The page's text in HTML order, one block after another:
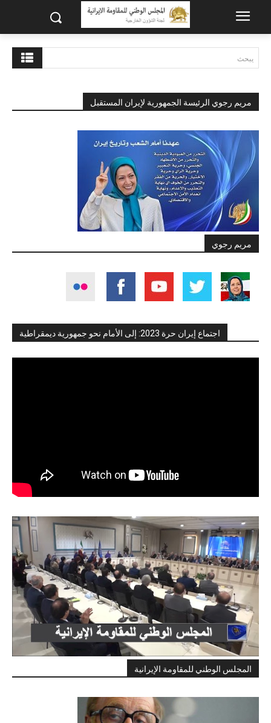
يبحث
مريم رجوي الرئيسة الجمهورية لإيران المستقبل
مريم رجوي
اجتماع إيران حرة 2023: إلى الأمام نحو جمهورية ديمقراطية
المجلس الوطني للمقاومة الإيرانية